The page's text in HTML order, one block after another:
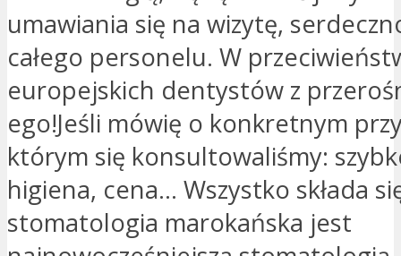
umawiania się na wizytę,
całego personelu. W
europejskich dentystów z
ego!Jeśli mówię o konkretnym
którym się konsultowaliśmy:
higiena, cena... Wszystko składa
stomatologia marokańska jest